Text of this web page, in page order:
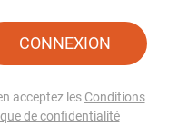
CONNEXION
acceptez les Conditions
de confidentialité